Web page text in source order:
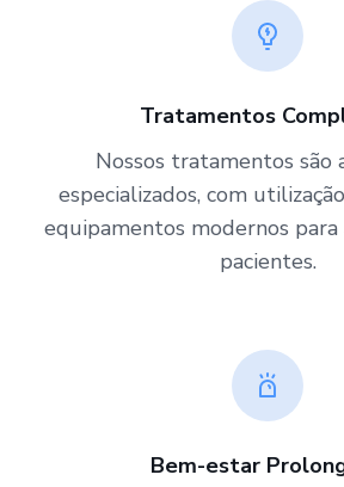
Tratamentos
Nossos tratamentos são
especializados, com
equipamentos modernos para
pacientes.
Bem-estar